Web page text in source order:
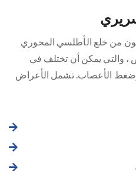
من خلع الأطلسي المحوري
والتي يمكن أن تختلف في
وضغط الأعصاب. تشمل الأعراض